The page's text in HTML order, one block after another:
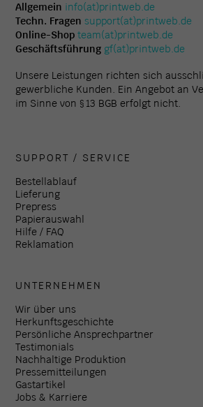
Allgemein info(at)printweb.de
Techn. Fragen support(at)printweb.de
Online-Shop team(at)printweb.de
Geschäftsführung gf(at)printweb.de
Unsere Leistungen richten sich
gewerbliche Kunden. Ein Angebot an
im Sinne von § 13 BGB erfolgt nicht.
SUPPORT / SERVICE
Bestellablauf
Lieferung
Prepress
Papierauswahl
Hilfe / FAQ
Reklamation
UNTERNEHMEN
Wir über uns
Herkunftsgeschichte
Persönliche Ansprechpartner
Testimonials
Nachhaltige Produktion
Pressemitteilungen
Gastartikel
Jobs & Karriere